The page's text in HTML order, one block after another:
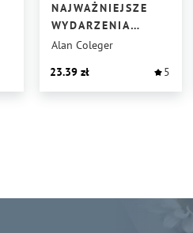
NAJWAŻNIEJSZE
WYDARZENIA
MAJĄCE WPŁYW
KULTURĘ
Alan Coleger
23.39
5